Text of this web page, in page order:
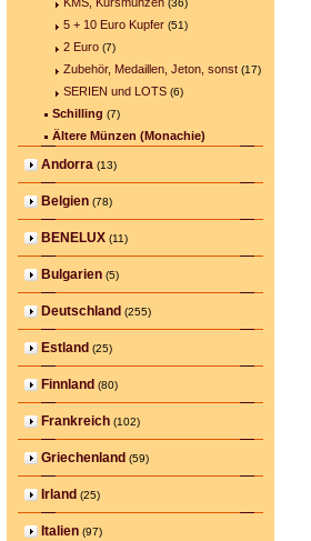
(36)
5 + 10 Euro Kupfer (51)
2 Euro (7)
Zubehör, Medaillen, Jeton, sonst (17)
SERIEN und LOTS (6)
Schilling (7)
Ältere Münzen (Monachie)
Andorra (13)
Belgien (78)
BENELUX (11)
Bulgarien (5)
Deutschland (255)
Estland (25)
Finnland (80)
Frankreich (102)
Griechenland (59)
Irland (25)
Italien (97)